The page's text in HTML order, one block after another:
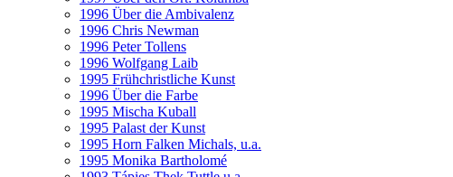
1996 Über die Ambivalenz
1996 Chris Newman
1996 Peter Tollens
1996 Wolfgang Laib
1995 Frühchristliche Kunst
1996 Über die Farbe
1995 Mischa Kuball
1995 Palast der Kunst
1995 Horn Falken Michals, u.a.
1995 Monika Bartholomé